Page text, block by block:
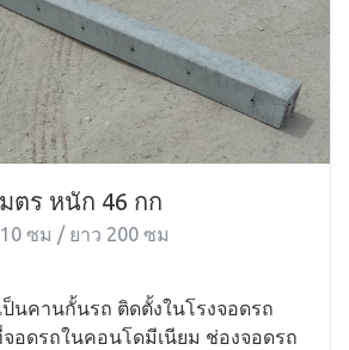
มตร หนัก 46 กก
ซม / ยาว 200 ซม
ป็นคานกั้นรถ ติดตั้งในโรงจอดรถ
อดรถในคอนโดมีเนียม ช่องจอดรถ